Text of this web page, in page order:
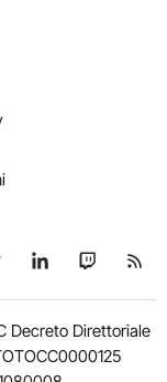
Telegram
su TikTok
Seguici su
Seguici
Decreto Direttoriale